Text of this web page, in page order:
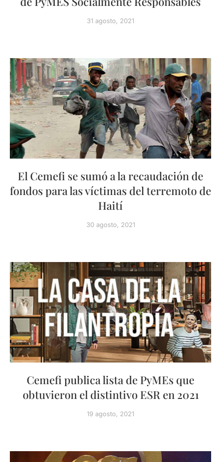
31 agosto, 2021
El Cemefi se sumó a la recaudación de
fondos para las víctimas del terremoto de
Haití
30 agosto, 2021
Cemefi publica lista de PyMEs que
obtuvieron el distintivo ESR en 2021
19 agosto, 2021